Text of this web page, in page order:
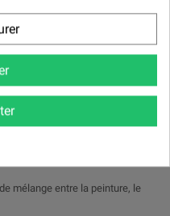
et machines nécessitant une
les retouches et le
mélange entre la peinture, le